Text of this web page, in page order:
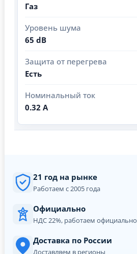
Газ
Уровень шума
65 dB
Защита от перегрева
Есть
Номинальный ток
0.32 А
21 год на рынке
Работаем с 2005 года
Официально
НДС 22%, работаем официально
Доставка по России
Доставляем в регионы